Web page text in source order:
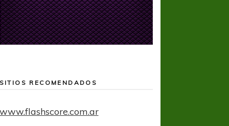
SITIOS RECOMENDADOS
www.flashscore.com.ar